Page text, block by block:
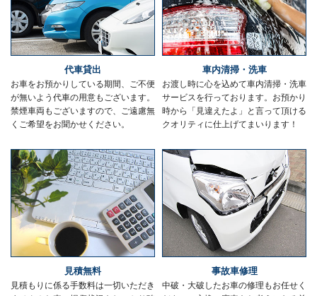
代車貸出
お車をお預かりしている期間、ご不便
が無いよう代車の用意もございます。
禁煙車両もございますので、ご遠慮無
くご希望をお聞かせください。
車内清掃・洗車
お渡し時に心を込めて車内清掃・洗車
サービスを行っております。お預かり
時から「見違えたよ」と言って頂ける
クオリティに仕上げてまいります！
見積無料
見積もりに係る手数料は一切いただき
事故車修理
中破・大破したお車の修理もお任せく